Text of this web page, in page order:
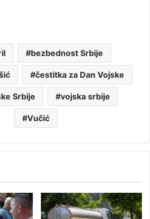
bezbednost Srbije
čestitka za Dan Vojske
Srbije vojska srbije
Vučić